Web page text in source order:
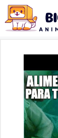
Saltar
al
contenido